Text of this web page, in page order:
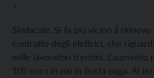
>
Sindacale. Si fa più vicino il rinnovo
contratto degli elettrici, che
mille lavoratori trentini. L’aumento
105 euro in più in busta paga. Al